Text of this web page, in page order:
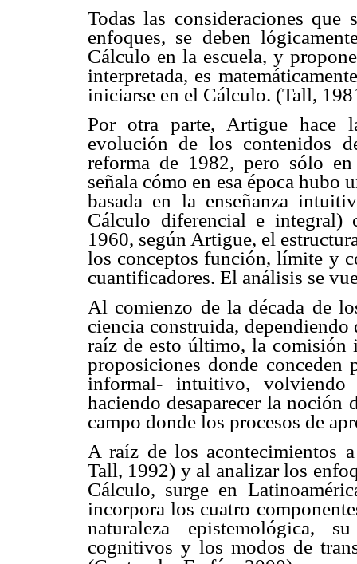
Todas las consideraciones
enfoques, se deben
Cálculo en la escuela, y
interpretada, es
iniciarse en el Cálculo. (Tall,
Por otra parte, Artigue hace
evolución de los contenidos
reforma de 1982, pero sólo
señala cómo en esa época
basada en la enseñanza
Cálculo diferencial e integral)
1960, según Artigue, el
los conceptos función, límite y
cuantificadores. El análisis se
Al comienzo de la década de
ciencia construida,
raíz de esto último, la comisión
proposiciones donde
informal- intuitivo,
haciendo desaparecer la
campo donde los procesos de
A raíz de los acontecimientos
Tall, 1992) y al analizar los
Cálculo, surge en
incorpora los cuatro
naturaleza epistemológica,
cognitivos y los modos de